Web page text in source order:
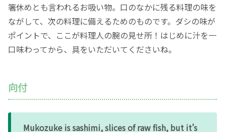
箸休めとも言われるお吸い物。口のなかに残る料理の味を
ながして、次の料理に備えるためのものです。ダシの味が
ポイントで、ここが料理人の腕の見せ所！はじめに汁を一
口味わってから、具をいただいてくださいね。
向付
Mukozuke is sashimi, slices of raw fish, but it’s